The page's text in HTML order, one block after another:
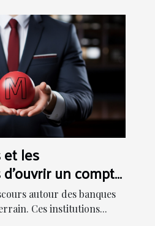
et les
un compte
éthique
autour des banques
Ces institutions...